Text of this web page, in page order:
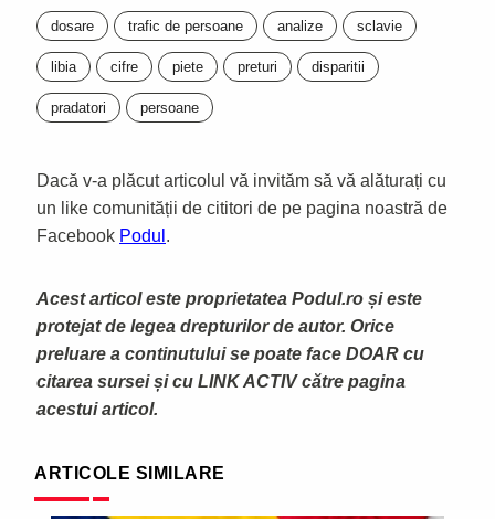
dosare trafic de persoane analize sclavie
libia cifre piete preturi disparitii
pradatori persoane
Dacă v-a plăcut articolul vă invităm să vă alăturați cu
un like comunității de cititori de pe pagina noastră de
Facebook Podul .
Acest articol este proprietatea Podul.ro și este
protejat de legea drepturilor de autor. Orice
preluare a continutului se poate face DOAR cu
citarea sursei și cu LINK ACTIV către pagina
acestui articol.
ARTICOLE SIMILARE